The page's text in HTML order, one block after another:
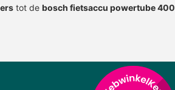
tot de bosch fietsaccu powertube 400